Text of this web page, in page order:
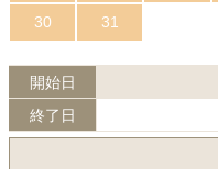
30 31
開始日
終了日